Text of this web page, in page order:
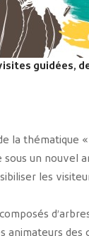
guidées,
la thématique
un nouvel
les